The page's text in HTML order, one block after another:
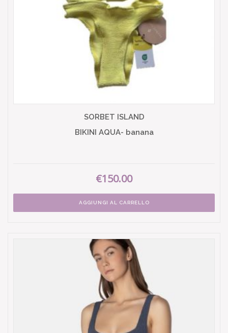
SORBET ISLAND
BIKINI AQUA- banana
€150.00
AGGIUNGI AL CARRELLO